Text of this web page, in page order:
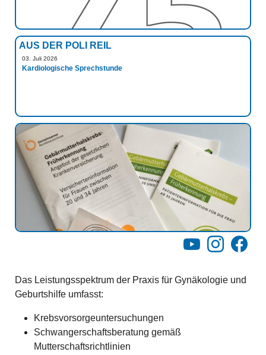
AUS DER POLI REIL
03. Juli 2026
Kardiologische Sprechstunde
YouTubeInstagram
Das Leistungsspektrum der Praxis für Gynäkologie und
Geburtshilfe umfasst:
Krebsvorsorgeuntersuchungen
Schwangerschaftsberatung gemäß
Mutterschaftsrichtlinien